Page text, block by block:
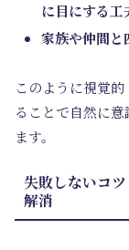
に目にする工
家族や仲間と
このように視覚
ることで自然に
ます。
失敗しないコ
解消